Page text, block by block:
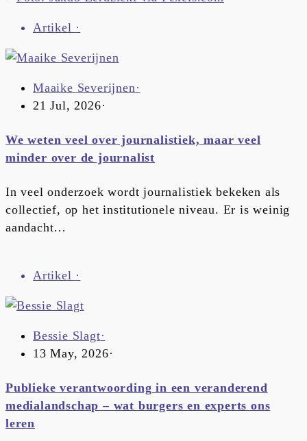
Artikel ·
Maaike Severijnen ·
21 Jul, 2026·
We weten veel over journalistiek, maar veel
minder over de journalist
In veel onderzoek wordt journalistiek bekeken als
collectief, op het institutionele niveau. Er is weinig
aandacht…
Artikel ·
Bessie Slagt·
13 May, 2026·
Publieke verantwoording in een veranderend
medialandschap – wat burgers en experts ons
leren